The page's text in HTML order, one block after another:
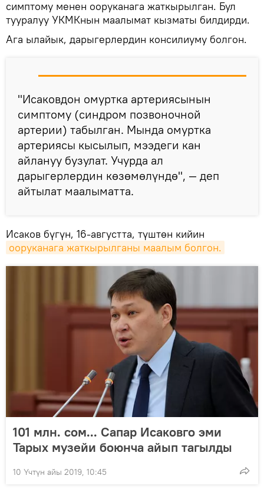
симптому менен ооруканага жаткырылган. Бул
тууралуу УКМКнын маалымат кызматы билдирди.
Ага ылайык, дарыгерлердин консилиуму болгон.
"Исаковдон омуртка артериясынын
симптому (синдром позвоночной
артерии) табылган. Мында омуртка
артериясы кысылып, мээдеги кан
айлануу бузулат. Учурда ал
дарыгерлердин көзөмөлүндө", — деп
айтылат маалыматта.
Исаков бүгүн, 16-августта, түштөн кийин
ооруканага жаткырылганы маалым болгон.
101 млн. сом... Сапар Исаковго эми
Тарых музейи боюнча айып тагылды
10 Үчтүн айы 2019, 10:45